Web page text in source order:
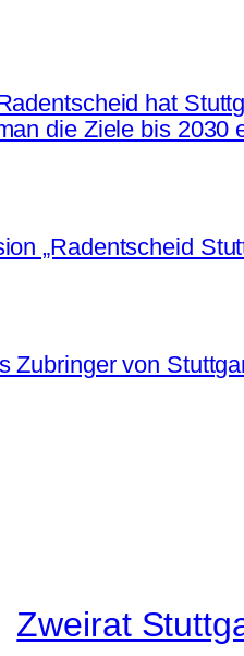
hat
die Ziele bis 2030
„Radentscheid
Zubringer von
Zweirat